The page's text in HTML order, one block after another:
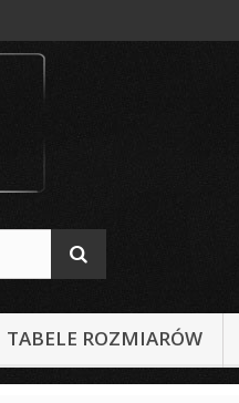
TABELE ROZMIARÓW